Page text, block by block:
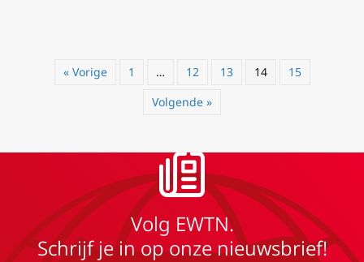
« Vorige 1 … 12 13 14
15
Volgende »
Volg EWTN.
Schrijf je in op onze nieuwsbrief!